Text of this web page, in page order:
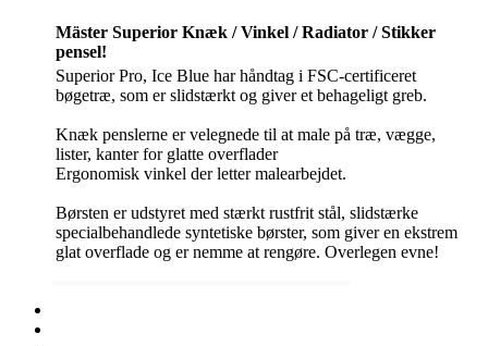
Mäster Superior Knæk / Vinkel / Radiator / Stikker
pensel!
Superior Pro, Ice Blue har håndtag i FSC-certificeret
bøgetræ, som er slidstærkt og giver et behageligt greb.
Knæk penslerne er velegnede til at male på træ, vægge,
lister, kanter for glatte overflader
Ergonomisk vinkel der letter malearbejdet.
Børsten er udstyret med stærkt rustfrit stål, slidstærke
specialbehandlede syntetiske børster, som giver en ekstrem
glat overflade og er nemme at rengøre. Overlegen evne!